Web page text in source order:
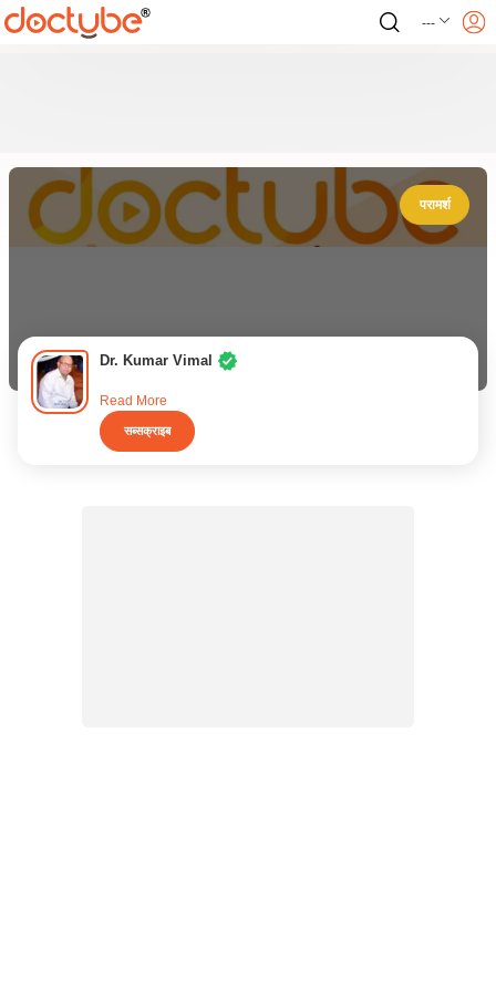
---
परामर्श
Dr. Kumar Vimal
Read More
सब्सक्राइब